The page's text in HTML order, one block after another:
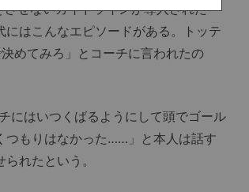
せないガイドラインが導入された
はこんなエピソードがある。トッテ
めてみろ」とコーチに言われたの
にはいつくばるようにして頭でゴール
つもりはなかった……」と本人は話す
れたという。